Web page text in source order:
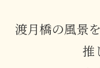
渡月橋の風景
推